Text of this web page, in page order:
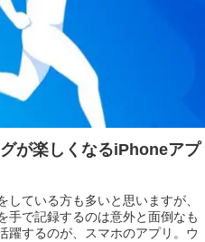
が楽しくなるiPhoneアプ
している方も多いと思いますが、
手で記録するのは意外と面倒なも
躍するのが、スマホのアプリ。ウ